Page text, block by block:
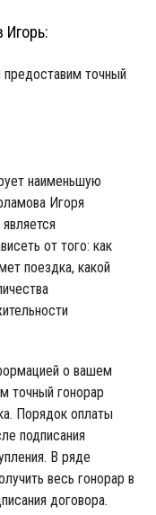
Игорь:
точный
наименьшую
Игоря
от того: как
поездка, какой
о вашем
точный гонорар
Порядок оплаты
подписания
В ряде
весь гонорар в
договора.